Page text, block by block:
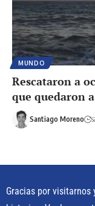
MUNDO
Rescataron a
que quedaron
Santiago Moreno
Gracias por